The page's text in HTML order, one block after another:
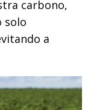
carbono,
solo
a